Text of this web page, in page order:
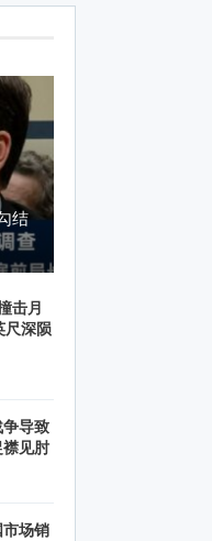
结
击月
尺深陨
导致
见肘
场销